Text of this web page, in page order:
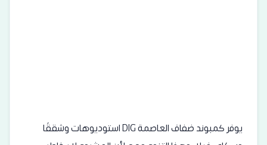
يوفر كمبوند ضفاف العاصمة DIG استوديوهات وشققًا